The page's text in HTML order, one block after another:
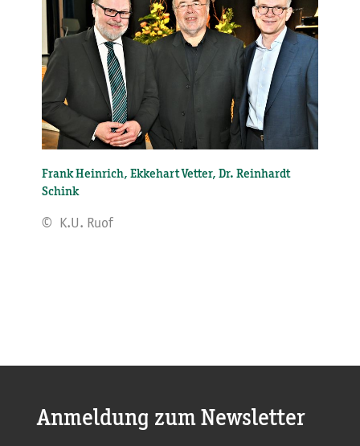
Frank Heinrich, Ekkehart Vetter, Dr. Reinhardt
Schink
© K.U. Ruof
Anmeldung zum Newsletter